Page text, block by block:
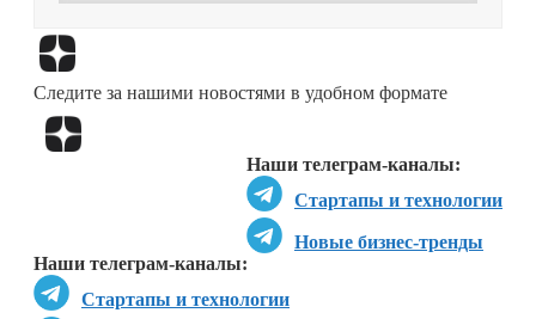
Следите за нашими новостями в удобном формате
Наши телеграм-каналы:
Стартапы и технологии
Новые бизнес-тренды
Наши телеграм-каналы:
Стартапы и технологии